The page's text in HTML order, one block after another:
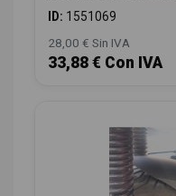
ID: 1551069
28,00 € Sin IVA
33,88 € Con IVA